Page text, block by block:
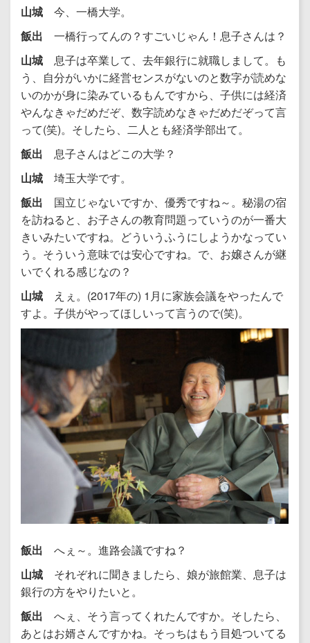
山城 今、一橋大学。
飯出 一橋行ってんの？すごいじゃん！息子さんは？
山城 息子は卒業して、去年銀行に就職しまして。も
う、自分がいかに経営センスがないのと数字が読めな
いのかが身に染みているもんですから、子供には経済
やんなきゃだめだぞ、数字読めなきゃだめだぞって言
って(笑)。そしたら、二人とも経済学部出て。
飯出 息子さんはどこの大学？
山城 埼玉大学です。
飯出 国立じゃないですか、優秀ですね～。秘湯の宿
を訪ねると、お子さんの教育問題っていうのが一番大
きいみたいですね。どういうふうにしようかなってい
う。そういう意味では安心ですね。で、お嬢さんが継
いでくれる感じなの？
山城 えぇ。(2017年の) 1月に家族会議をやったんで
すよ。子供がやってほしいって言うので(笑)。
飯出 へぇ～。進路会議ですね？
山城 それぞれに聞きましたら、娘が旅館業、息子は
銀行の方をやりたいと。
飯出 へぇ、そう言ってくれたんですか。そしたら、
あとはお婿さんですかね。そっちはもう目処ついてる